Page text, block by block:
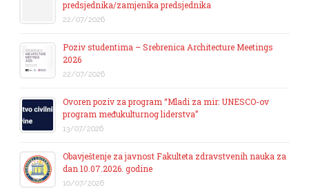
predsjednika/zamjenika predsjednika
22/07/2026
Poziv studentima – Srebrenica Architecture Meetings
2026
22/07/2026
Ovoren poziv za program “Mladi za mir: UNESCO-ov
program međukulturnog liderstva”
13/07/2026
Obavještenje za javnost Fakulteta zdravstvenih nauka za
dan 10.07.2026. godine
10/07/2026